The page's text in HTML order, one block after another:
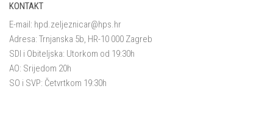
KONTAKT
E-mail: hpd.zeljeznicar@hps.hr
Adresa: Trnjanska 5b, HR-10 000 Zagreb
SDI i Obiteljska: Utorkom od 19:30h
AO: Srijedom 20h
SO i SVP: Četvrtkom 19:30h